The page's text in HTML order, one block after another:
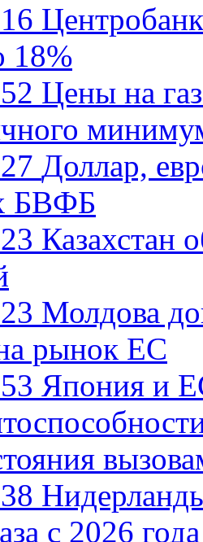
18%
Цены на
Доллар,
БВФБ
Казахстан
Молдова
рынок ЕС
Япония и
с 2026 года